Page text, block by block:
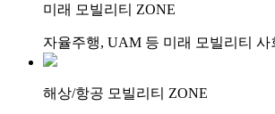
미래 모빌리티 ZONE
자율주행, UAM 등 미래 모빌리티 사
해상/항공 모빌리티 ZONE